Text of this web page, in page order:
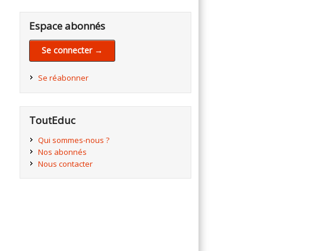
Espace abonnés
Se connecter →
Se réabonner
ToutEduc
Qui sommes-nous ?
Nos abonnés
Nous contacter